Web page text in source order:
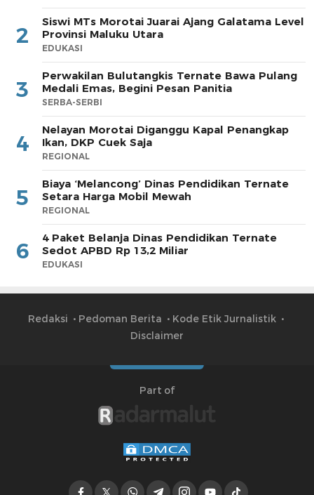
2
Siswi MTs Morotai Juarai Ajang Galatama Level
Provinsi Maluku Utara
EDUKASI
3
Perwakilan Bulutangkis Ternate Bawa Pulang
Medali Emas, Begini Pesan Panitia
SERBA-SERBI
4
Nelayan Morotai Diganggu Kapal Penangkap
Ikan, DKP Cuek Saja
REGIONAL
5
Biaya ‘Melancong’ Dinas Pendidikan Ternate
Setara Harga Mobil Mewah
REGIONAL
6
4 Paket Belanja Dinas Pendidikan Ternate
Sedot APBD Rp 13,2 Miliar
EDUKASI
Redaksi Pedoman Berita
Kode Etik Jurnalistik
Disclaimer
Part of